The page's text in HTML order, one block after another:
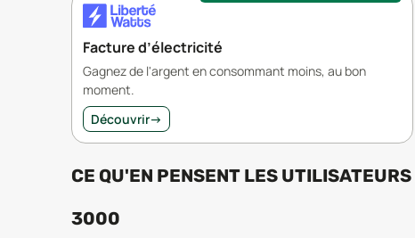
Facture d’électricité
Gagnez de l'argent en consommant moins, au bon
moment.
Découvrir→
CE QU'EN PENSENT LES UTILISATEURS
3000